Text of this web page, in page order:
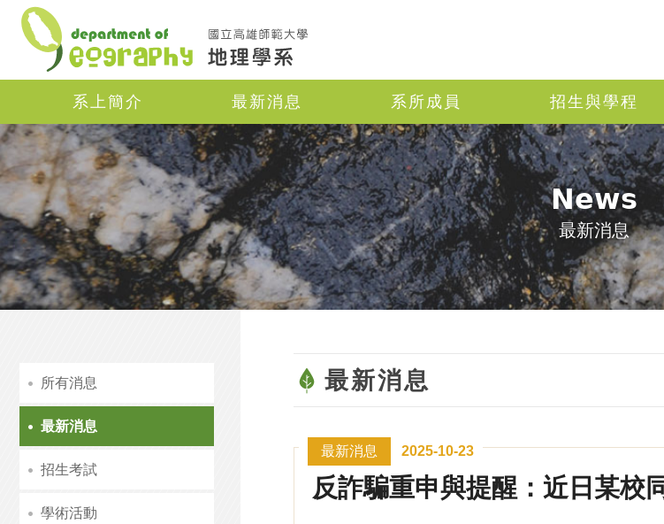
Navigation
系上簡介 最新消息 系所成員 招生與學程
News
最新消息
最新消息
最新消息 2025-10-23
反詐騙重申與提醒：近日某校
所有消息
最新消息
招生考試
學術活動